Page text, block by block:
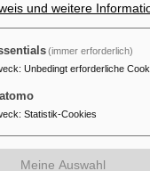
und weitere
(immer erforderlich)
: Unbedingt erforderliche
: Statistik-Cookies
Meine Auswahl